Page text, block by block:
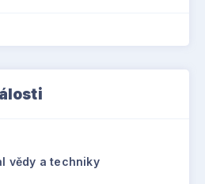
vědy a techniky